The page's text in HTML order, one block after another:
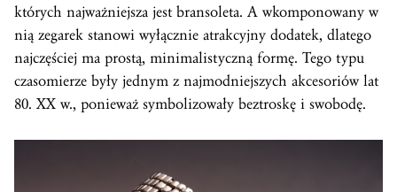
których najważniejsza jest bransoleta. A wkomponowany w
nią zegarek stanowi wyłącznie atrakcyjny dodatek, dlatego
najczęściej ma prostą, minimalistyczną formę. Tego typu
czasomierze były jednym z najmodniejszych akcesoriów lat
80. XX w., ponieważ symbolizowały beztroskę i swobodę.